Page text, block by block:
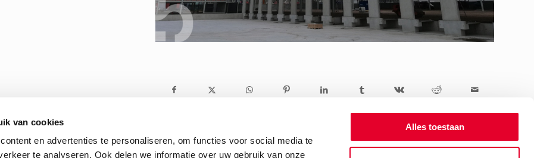
van cookies
en advertenties te personaliseren, om functies voor social media te
te analyseren. Ook delen we informatie over uw gebruik van onze
Alles toestaan